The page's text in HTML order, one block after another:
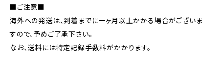
■ご注意■
海外への発送は、到着までに一ヶ月以上かかる場合がございま
すので、予めご了承下さい。
なお、送料には特定記録手数料がかかります。